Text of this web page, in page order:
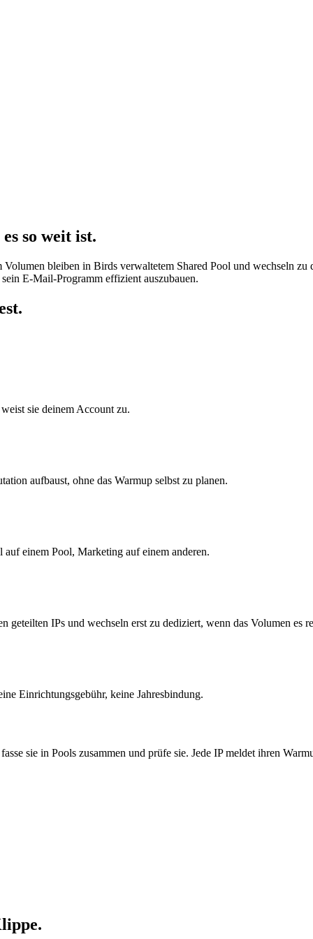
so weit ist.
Volumen bleiben in Birds verwaltetem Shared Pool und wechseln
E-Mail-Programm effizient auszubauen.
sie deinem Account zu.
aufbaust, ohne das Warmup selbst zu planen.
einem Pool, Marketing auf einem anderen.
geteilten IPs und wechseln erst zu dediziert, wenn das Volumen es
Einrichtungsgebühr, keine Jahresbindung.
sie in Pools zusammen und prüfe sie. Jede IP meldet ihren